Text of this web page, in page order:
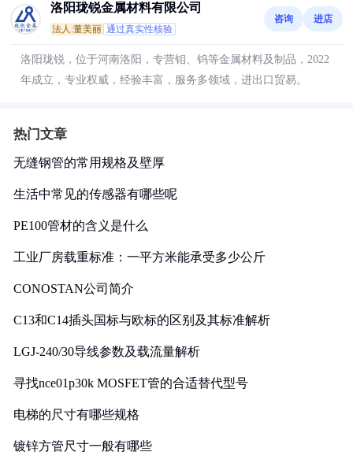
洛阳珑锐金属材料有限公司
法人:董美丽 通过真实性核验
咨询 进店
洛阳珑锐，位于河南洛阳，专营钼、钨等金属材料及制品，2022
年成立，专业权威，经验丰富，服务多领域，进出口贸易。
热门文章
无缝钢管的常用规格及壁厚
生活中常见的传感器有哪些呢
PE100管材的含义是什么
工业厂房载重标准：一平方米能承受多少公斤
CONOSTAN公司简介
C13和C14插头国标与欧标的区别及其标准解析
LGJ-240/30导线参数及载流量解析
寻找nce01p30k MOSFET管的合适替代型号
电梯的尺寸有哪些规格
镀锌方管尺寸一般有哪些